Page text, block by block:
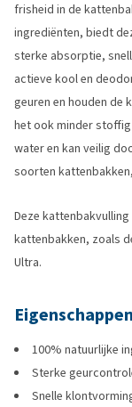
frisheid in de
ingrediënten, biedt
sterke absorptie,
actieve kool en
geuren en houden de
het ook minder
water en kan veilig
soorten
Deze
kattenbakken, zoals
Ultra.
Eigenschappen
100% natuurlijke
Sterke
Snelle